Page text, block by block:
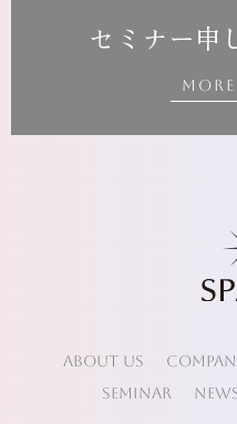
セミナー申
ABOUT US
SEMINAR